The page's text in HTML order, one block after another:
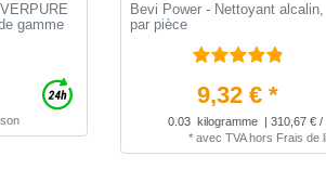
gamme
Bevi Power - Nettoyant
par pièce
9,32 € *
0.03 kilogramme
| 310,67 €
* avec TVAhors Frais de